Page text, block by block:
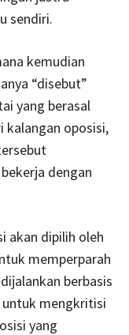
sendiri.
kemudian
“disebut”
yang berasal
kalangan oposisi,
dengan
akan dipilih oleh
memperparah
berbasis
untuk mengkritisi
yang